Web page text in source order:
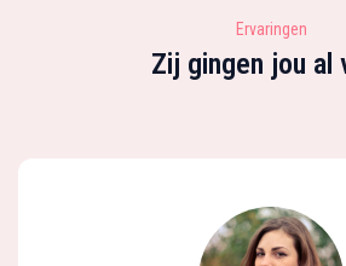
Ervaringen
Zij gingen jou al